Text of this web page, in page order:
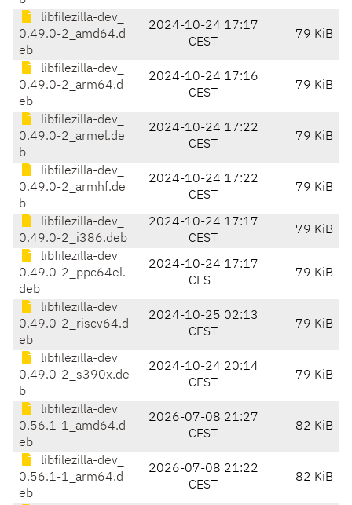
libfilezilla-dev_
0.49.0-2_amd64.d
eb
2024-10-24 17:17
CEST
79 KiB
libfilezilla-dev_
0.49.0-2_arm64.d
eb
2024-10-24 17:16
CEST
79 KiB
libfilezilla-dev_
0.49.0-2_armel.de
b
2024-10-24 17:22
CEST
79 KiB
libfilezilla-dev_
0.49.0-2_armhf.de
b
2024-10-24 17:22
CEST
79 KiB
libfilezilla-dev_
0.49.0-2_i386.deb
2024-10-24 17:17
CEST
79 KiB
libfilezilla-dev_
0.49.0-2_ppc64el.
deb
2024-10-24 17:17
CEST
79 KiB
libfilezilla-dev_
0.49.0-2_riscv64.d
eb
2024-10-25 02:13
CEST
79 KiB
libfilezilla-dev_
0.49.0-2_s390x.de
b
2024-10-24 20:14
CEST
79 KiB
libfilezilla-dev_
0.56.1-1_amd64.d
eb
2026-07-08 21:27
CEST
82 KiB
libfilezilla-dev_
0.56.1-1_arm64.d
eb
2026-07-08 21:22
CEST
82 KiB